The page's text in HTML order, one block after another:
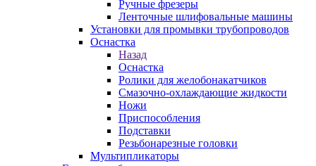
Ручные фрезеры
Ленточные шлифовальные машины
Установки для промывки трубопроводов
Оснастка
Назад
Оснастка
Ролики для желобонакатчиков
Смазочно-охлаждающие жидкости
Ножи
Приспособления
Подставки
Резьбонарезные головки
Мультипликаторы